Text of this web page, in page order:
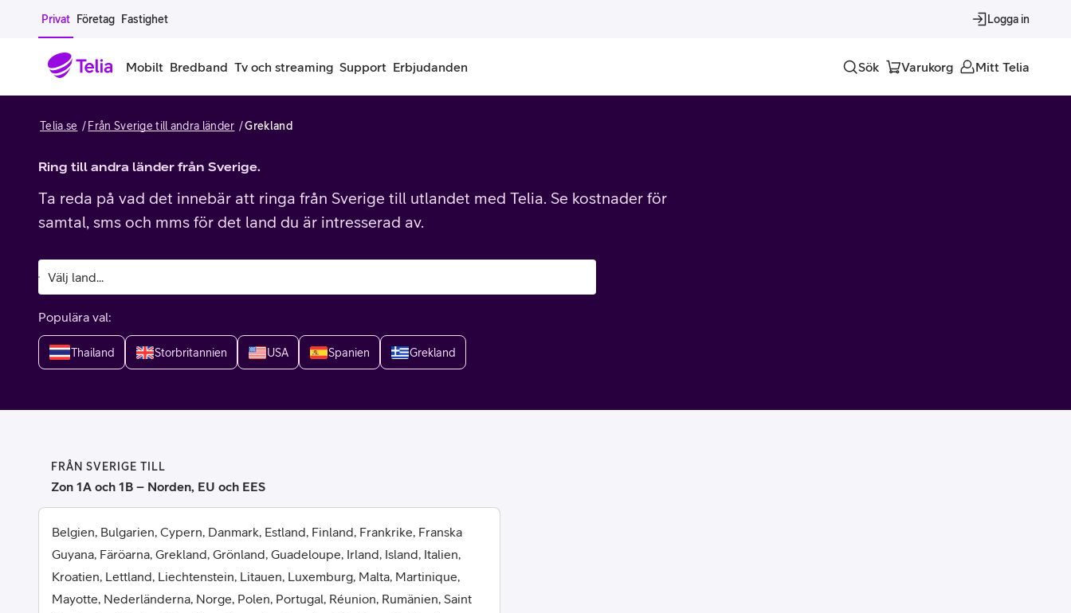
Gå till sidans innehåll
Privat Företag Fastighet Logga in
Mobilt
Mobiltelefoner
iPhone
Samsung Galaxy
Alla mobiltelefoner
Begagnade mobiltelefoner
Billiga mobiltelefoner
Hörlurar
Familjeabonnemang Ladda kontantkort
Apple Watch
Samsung Galaxy Watch
4G/5G Surfplattor
Wifi Surfplattor
Bredband Tv och streaming Support Erbjudanden Sök Varukorg Mitt Telia
Telia.se Från Sverige till andra länder Grekland
Ring till andra länder från Sverige.
Ta reda på vad det innebär att ringa från Sverige till utlandet med Telia. Se kostnader för
samtal, sms och mms för det land du är intresserad av.
Populära val:
Thailand Storbritannien USA Spanien Grekland
FRÅN SVERIGE TILL
Zon 1A och 1B – Norden, EU och EES
Belgien, Bulgarien, Cypern, Danmark, Estland, Finland, Frankrike, Franska
Guyana, Färöarna, Grekland, Grönland, Guadeloupe, Irland, Island, Italien,
Kroatien, Lettland, Liechtenstein, Litauen, Luxemburg, Malta, Martinique,
Mayotte, Nederländerna, Norge, Polen, Portugal, Réunion, Rumänien, Saint